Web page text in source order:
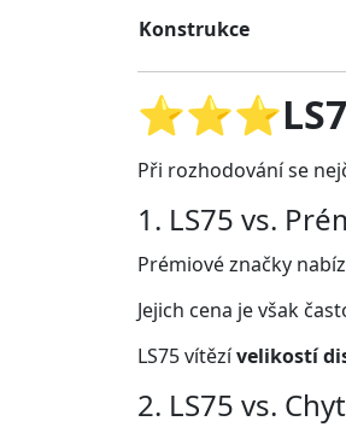
Konstrukce
⭐⭐⭐
Při rozhodování se
1. LS75 vs.
Prémiové značky
Jejich cena je však
LS75 vítězívelikostí
2. LS75 vs.